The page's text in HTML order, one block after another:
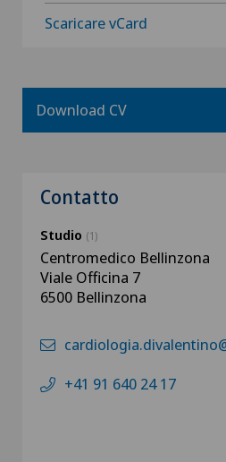
Scaricare vCard
Download CV
Contatto
Studio (1)
Centromedico Bellinzona
Viale Officina 7
6500 Bellinzona
+41 91 640 24 17